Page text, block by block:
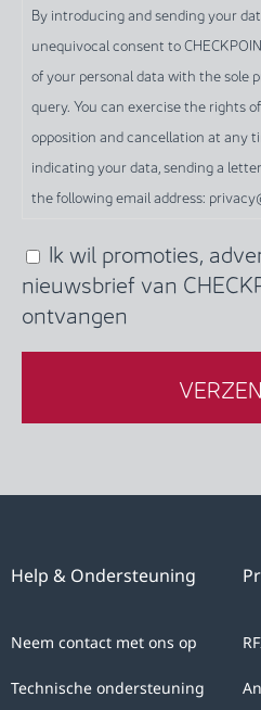
sending
your
data
through
this
form,
you
unequivocal
consent
to
CHECKPOINT
personal
the
sole
By introducing and sending your
unequivocal consent to
of your personal data with the sole
query. You can exercise the rights
opposition and cancellation at any
indicating your data, sending a
the following email address:
(Required)
Ik wil promoties,
nieuwsbrief van
ontvangen
Help & Ondersteuning
Neem contact met ons op
Technische ondersteuning